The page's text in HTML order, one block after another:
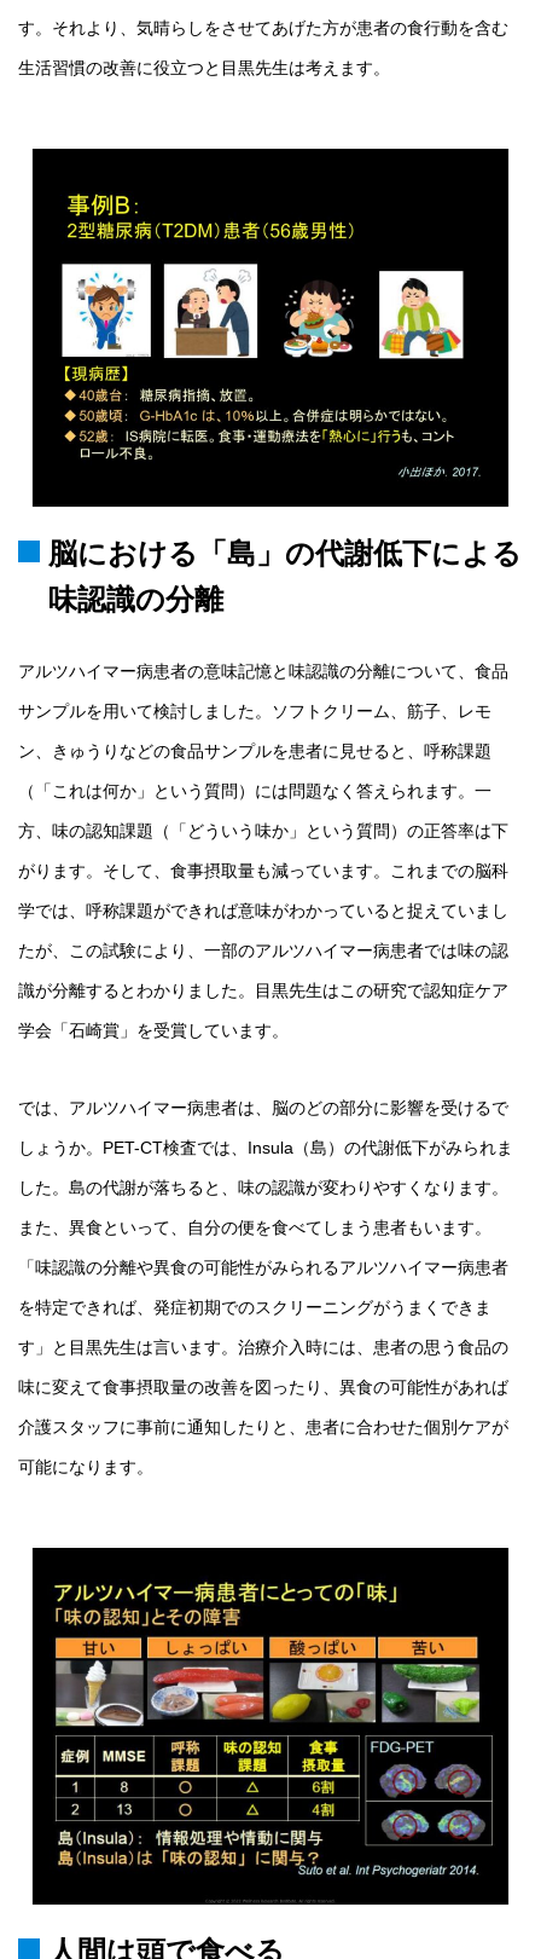
す。それより、気晴らしをさせてあげた方が患者の食行動を含む
生活習慣の改善に役立つと目黒先生は考えます。
脳における「島」の代謝低下による
味認識の分離
アルツハイマー病患者の意味記憶と味認識の分離について、食品
サンプルを用いて検討しました。ソフトクリーム、筋子、レモ
ン、きゅうりなどの食品サンプルを患者に見せると、呼称課題
（「これは何か」という質問）には問題なく答えられます。一
方、味の認知課題（「どういう味か」という質問）の正答率は下
がります。そして、食事摂取量も減っています。これまでの脳科
学では、呼称課題ができれば意味がわかっていると捉えていまし
たが、この試験により、一部のアルツハイマー病患者では味の認
識が分離するとわかりました。目黒先生はこの研究で認知症ケア
学会「石崎賞」を受賞しています。
では、アルツハイマー病患者は、脳のどの部分に影響を受けるで
しょうか。PET-CT検査では、Insula（島）の代謝低下がみられま
した。島の代謝が落ちると、味の認識が変わりやすくなります。
また、異食といって、自分の便を食べてしまう患者もいます。
「味認識の分離や異食の可能性がみられるアルツハイマー病患者
を特定できれば、発症初期でのスクリーニングがうまくできま
す」と目黒先生は言います。治療介入時には、患者の思う食品の
味に変えて食事摂取量の改善を図ったり、異食の可能性があれば
介護スタッフに事前に通知したりと、患者に合わせた個別ケアが
可能になります。
人間は頭で食べる